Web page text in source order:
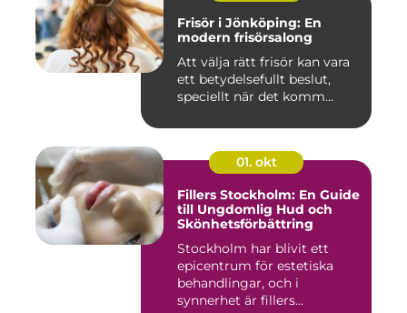
Frisör i Jönköping: En
modern frisörsalong
Att välja rätt frisör kan vara
ett betydelsefullt beslut,
speciellt när det komm...
01. okt
Fillers Stockholm: En Guide
till Ungdomlig Hud och
Skönhetsförbättring
Stockholm har blivit ett
epicentrum för estetiska
behandlingar, och i
synnerhet är fillers...